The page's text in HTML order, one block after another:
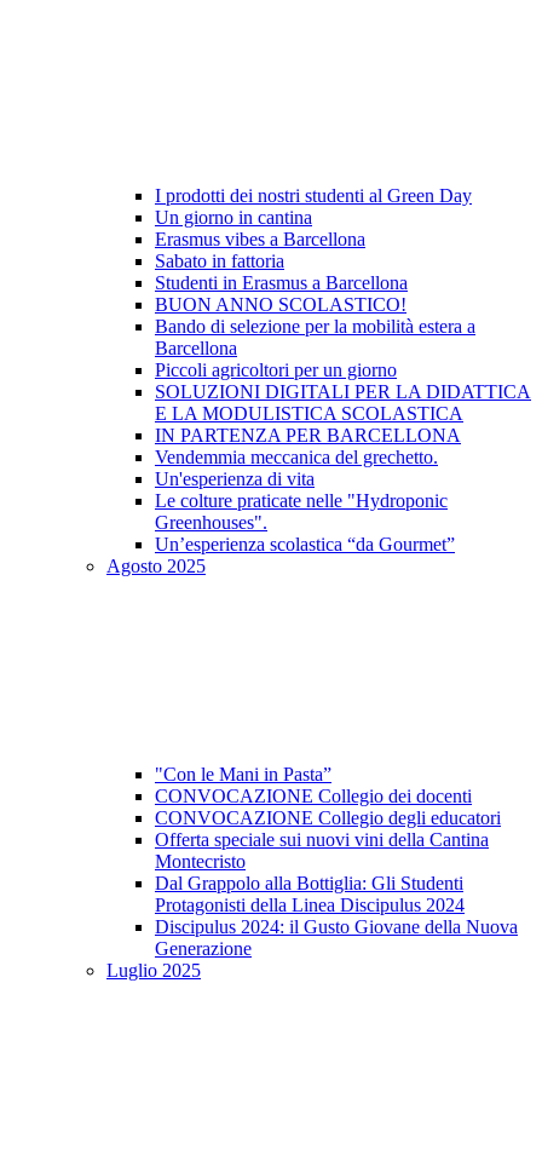
I prodotti dei nostri studenti al Green Day
Un giorno in cantina
Erasmus vibes a Barcellona
Sabato in fattoria
Studenti in Erasmus a Barcellona
BUON ANNO SCOLASTICO!
Bando di selezione per la mobilità estera a
Barcellona
Piccoli agricoltori per un giorno
SOLUZIONI DIGITALI PER LA DIDATTICA
E LA MODULISTICA SCOLASTICA
IN PARTENZA PER BARCELLONA
Vendemmia meccanica del grechetto.
Un'esperienza di vita
Le colture praticate nelle "Hydroponic
Greenhouses".
Un’esperienza scolastica “da Gourmet”
Agosto 2025
"Con le Mani in Pasta”
CONVOCAZIONE Collegio dei docenti
CONVOCAZIONE Collegio degli educatori
Offerta speciale sui nuovi vini della Cantina
Montecristo
Dal Grappolo alla Bottiglia: Gli Studenti
Protagonisti della Linea Discipulus 2024
Discipulus 2024: il Gusto Giovane della Nuova
Generazione
Luglio 2025